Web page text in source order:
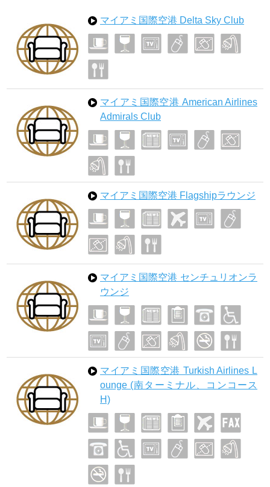
マイアミ国際空港 Delta Sky Club
マイアミ国際空港 American Airlines
Admirals Club
マイアミ国際空港 Flagshipラウンジ
マイアミ国際空港 センチュリオンラ
ウンジ
マイアミ国際空港 Turkish Airlines L
ounge (南ターミナル、コンコース
H)